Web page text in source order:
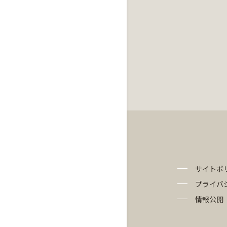
サイトポ
プライバ
情報公開